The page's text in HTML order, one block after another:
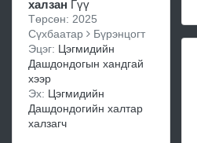
халзан Гүү
Төрсөн: 2025
Сүхбаатар
Бүрэнцогт
Эцэг: Цэгмидийн
Дашдондогын хандгай
хээр
Эх: Цэгмидийн
Дашдондогийн халтар
халзагч